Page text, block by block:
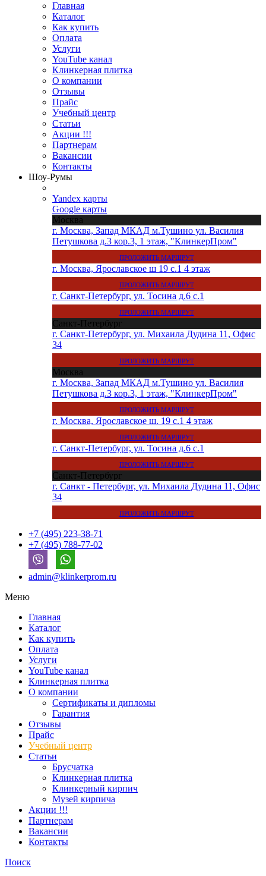
Главная
Каталог
Как купить
Оплата
Услуги
YouTube канал
Клинкерная плитка
О компании
Отзывы
Прайс
Учебный центр
Статьи
Акции !!!
Партнерам
Вакансии
Контакты
Шоу-Румы
Yandex карты
Google карты
Москва
г. Москва, Запад МКАД м.Тушино ул. Василия
Петушкова д.3 кор.3, 1 этаж, "КлинкерПром"
ПРОЛОЖИТЬ МАРШРУТ
г. Москва, Ярославское ш 19 с.1 4 этаж
ПРОЛОЖИТЬ МАРШРУТ
г. Санкт-Петербург, ул. Тосина д.6 с.1
ПРОЛОЖИТЬ МАРШРУТ
Санкт-Петербург
г. Санкт-Петербург, ул. Михаила Дудина 11, Офис
34
ПРОЛОЖИТЬ МАРШРУТ
Москва
г. Москва, Запад МКАД м.Тушино ул. Василия
Петушкова д.3 кор.3, 1 этаж, "КлинкерПром"
ПРОЛОЖИТЬ МАРШРУТ
г. Москва, Ярославское ш. 19 с.1 4 этаж
ПРОЛОЖИТЬ МАРШРУТ
г. Санкт-Петербург, ул. Тосина д.6 с.1
ПРОЛОЖИТЬ МАРШРУТ
Санкт-Петербург
г. Санкт - Петербург, ул. Михаила Дудина 11, Офис
34
ПРОЛОЖИТЬ МАРШРУТ
+7 (495) 223-38-71
+7 (495) 788-77-02
admin@klinkerprom.ru
Меню
Главная
Каталог
Как купить
Оплата
Услуги
YouTube канал
Клинкерная плитка
О компании
Сертификаты и дипломы
Гарантия
Отзывы
Прайс
Учебный центр
Статьи
Брусчатка
Клинкерная плитка
Клинкерный кирпич
Музей кирпича
Акции !!!
Партнерам
Вакансии
Контакты
Поиск